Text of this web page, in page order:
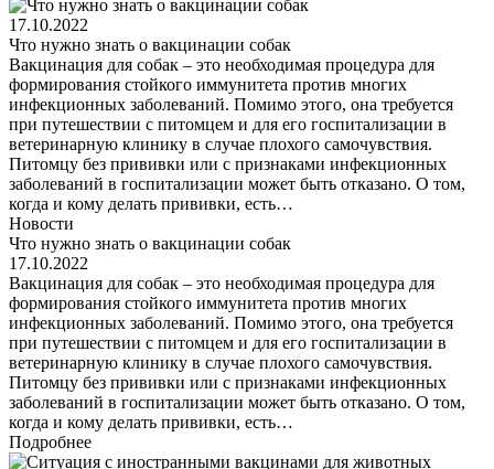
17.10.2022
Что нужно знать о вакцинации собак
Вакцинация для собак – это необходимая процедура для
формирования стойкого иммунитета против многих
инфекционных заболеваний. Помимо этого, она требуется
при путешествии с питомцем и для его госпитализации в
ветеринарную клинику в случае плохого самочувствия.
Питомцу без прививки или с признаками инфекционных
заболеваний в госпитализации может быть отказано. О том,
когда и кому делать прививки, есть…
Новости
Что нужно знать о вакцинации собак
17.10.2022
Вакцинация для собак – это необходимая процедура для
формирования стойкого иммунитета против многих
инфекционных заболеваний. Помимо этого, она требуется
при путешествии с питомцем и для его госпитализации в
ветеринарную клинику в случае плохого самочувствия.
Питомцу без прививки или с признаками инфекционных
заболеваний в госпитализации может быть отказано. О том,
когда и кому делать прививки, есть…
Подробнее